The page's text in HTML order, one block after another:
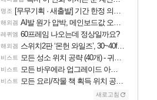
명조 [무무기획 · 새출발] 기간 한정 의뢰 이벤트
해외겜 AI발 원가 압박, 메인보드값 오르나
레퀴엠 60프레임 나오는데 정상일까요?
해외겜 스위치2판 ‘몬헌 와일즈’, 30~40fps 목표 추정
비스트 모든 성소 위치 공략 (40개) - 귀환한 영혼 도전과제
비스트 모든 바우에라 업그레이드 아이템 획득 위치 공략 (89개)
비스트 모든 요리/작물 책 획득 위치 공략 (36개) - 미식가 도전과제
새로고침